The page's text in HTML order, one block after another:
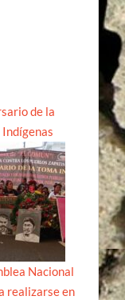
de la
Indígenas
Nacional
realizarse en